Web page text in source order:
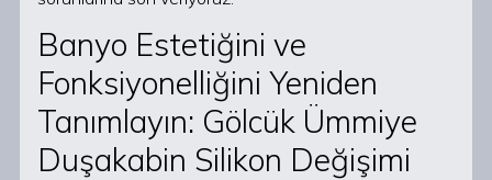
Banyo Estetiğini ve
Fonksiyonelliğini Yeniden
Tanımlayın: Gölcük Ümmiye
Duşakabin Silikon Değişimi